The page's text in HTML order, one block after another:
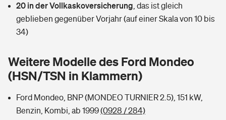
Tools
Wer versichert was: Jetzt Versicherer finden
Sie haben Fragen?
Handyversicherung
Musikinstrumentenversicherung
Zur Übersicht
Sie haben Fragen?
20 in der Vollkaskoversicherung das ist gleich
geblieben gegenüber Vorjahr (auf einer Skala von 10 bis
34)
Weitere Modelle des Ford Mondeo
(HSN/TSN in Klammern)
Ford Mondeo, BNP (MONDEO TURNIER 2.5), 151 kW,
Benzin, Kombi, ab 1999(0928 / 284)